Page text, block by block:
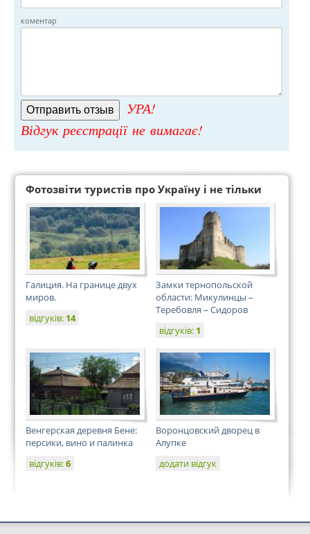
коментар
УРА!
Відгук реєстрації не вимагає!
Фотозвіти туристів про Україну і не тільки
Галиция. На границе двух
миров.
відгуків: 14
Замки тернопольской
области: Микулинцы –
Теребовля – Сидоров
відгуків: 1
Венгерская деревня Бене:
персики, вино и палинка
відгуків:6
Воронцовский дворец в
Алупке
додати відгук